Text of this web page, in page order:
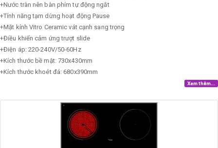
+Nước tràn nên bàn phím tự động ngắt
+Tính năng tạm dừng hoạt động Pause
+Mặt kính Vitro Ceramic vát cạnh sang trọng
+Điều khiển cảm ứng trượt slide
+Điện áp: 220-240V/50-60Hz
+Kích thước bề mặt: 730x430mm
+Kích thước khoét đá: 680x390mm
Xem thêm...